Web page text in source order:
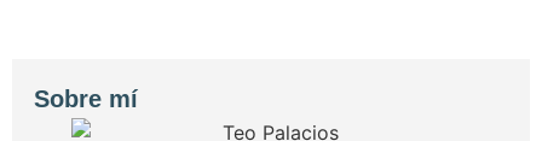
Sobre mí